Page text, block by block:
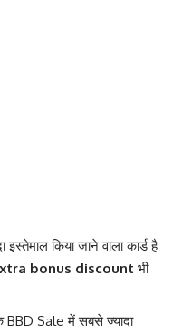
किया जाने वाला कार्ड है
bonus discount भी
BBD Sale में सबसे ज्यादा